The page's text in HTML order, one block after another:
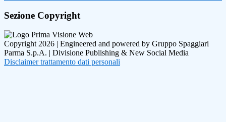
Sezione Copyright
Copyright 2026 | Engineered and powered by Gruppo Spaggiari
Parma S.p.A. | Divisione Publishing & New Social Media
Disclaimer trattamento dati personali